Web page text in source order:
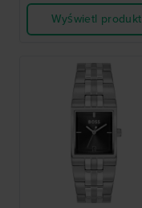
Wyświetl produkt